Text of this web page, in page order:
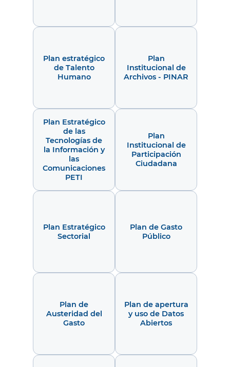
Plan estratégico
de Talento
Humano
Plan
Institucional de
Archivos - PINAR
Plan Estratégico
de las
Tecnologías de
la Información y
las
Comunicaciones
PETI
Plan
Institucional de
Participación
Ciudadana
Plan Estratégico
Sectorial
Plan de Gasto
Público
Plan de
Austeridad del
Gasto
Plan de apertura
y uso de Datos
Abiertos